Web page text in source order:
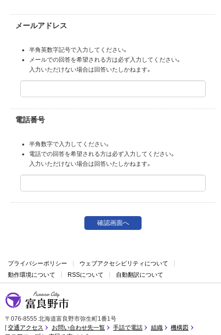
メールアドレス
半角英数字記号で入力してください。
メールでの回答を希望される方は必ず入力してください。
入力いただけない場合は回答いたしかねます。
電話番号
半角数字で入力してください。
電話での回答を希望される方は必ず入力してください。
入力いただけない場合は回答いたしかねます。
プライバシーポリシー
ウェブアクセシビリティについて
動作環境について
RSSについて 自動翻訳について
〒076-8555 北海道富良野市弥生町1番1号
交通アクセス
お問い合わせ先一覧 手話で電話 組織
機構図